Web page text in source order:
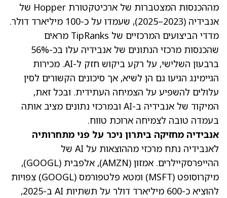
מההכנסות המצטברות של ארכיטקטורת Hopper של
אנבידיה (2023–2025), שעמדו על כ-100 מיליארד דולר.
מדדי הביצועים המרכזיים של TipRanks
מראים
שהכנסות מרכזי הנתונים של אנבידיה עלו בכ-56%
ברבעון השלישי, על רקע ביקוש חזק ל-AI. מכירות
הגיימינג הגיעו גם הן לשיא, אך סיכונים הקשורים לסין
עלולים להשפיע על הצמיחה העתידית. ובכל זאת,
המיקוד של אנבידיה ב-AI ובמרכזי נתונים מציב אותה
בעמדה טובה לצמיחה ארוכת טווח.
אנבידיה מחזיקה ביתרון ניכר על פני מתחרותיה
לאנבידיה נתח מרכזי מההוצאות על AI של
ההייפרסקיילרים. אמזון (AMZN) , אלפבית (GOOGL)
,
מיקרוסופט (MSFT) ומטא פלטפורמס (GOOGL)
צפויות
להוציא כ-600 מיליארד דולר על תשתיות AI ב-2025,